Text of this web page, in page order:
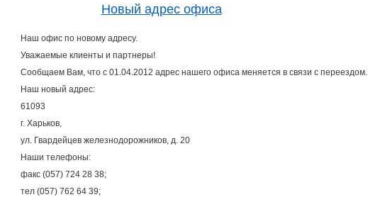
Новый адрес офиса
Наш офис по новому адресу.
Уважаемые клиенты и партнеры!
Сообщаем Вам, что с 01.04.2012 адрес нашего офиса меняется в связи с переездом.
Наш новый адрес:
61093
г. Харьков,
ул. Гвардейцев железнодорожников, д. 20
Наши телефоны:
факс (057) 724 28 38;
тел (057) 762 64 39;